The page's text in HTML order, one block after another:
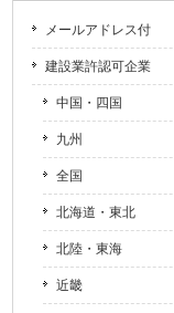
メールアドレス付
建設業許認可企業
中国・四国
九州
全国
北海道・東北
北陸・東海
近畿